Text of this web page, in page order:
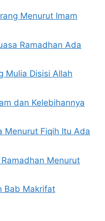
Menurut Imam
Ramadhan Ada
Mulia Disisi Allah
dan Kelebihannya
Menurut Fiqih Itu Ada
Menurut
Bab Makrifat